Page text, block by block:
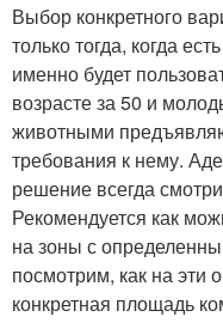
Выбор конкретного
только тогда, когда
именно будет
возрасте за 50 и
животными
требования к нему.
решение всегда
Рекомендуется как
на зоны с
посмотрим, как на эти
конкретная площадь